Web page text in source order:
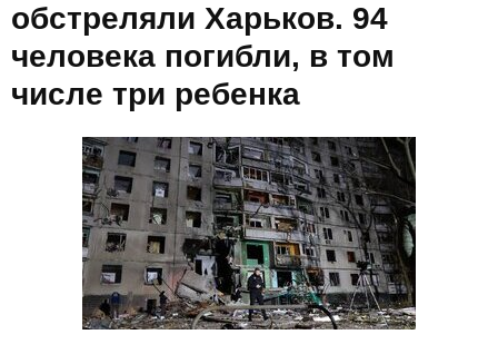
обстреляли Харьков. 94
человека погибли, в том
числе три ребенка